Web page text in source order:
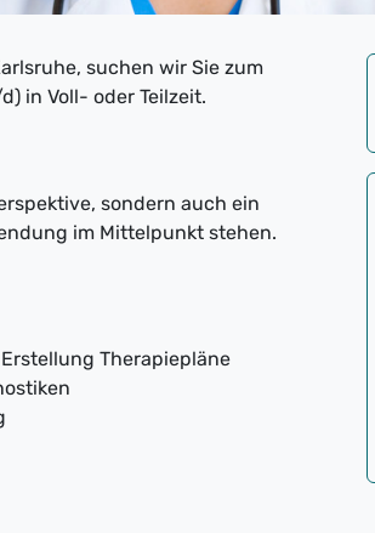
suchen wir Sie zum
in Voll- oder Teilzeit.
sondern auch ein
im Mittelpunkt stehen.
Therapiepläne